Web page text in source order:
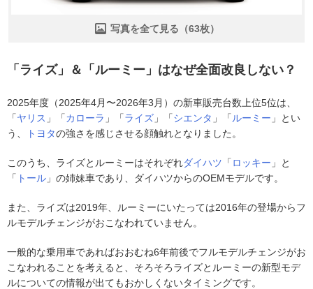
写真を全て見る（63枚）
「ライズ」＆「ルーミー」はなぜ全面改良しない？
2025年度（2025年4月〜2026年3月）の新車販売台数上位5位は、
「ヤリス 」「カローラ 」「ライズ 」「シエンタ 」「 ルーミー 」とい
う、
トヨタの強さを感じさせる顔触れとなりました。
このうち、ライズとルーミーはそれぞれダイハツ 「 ロッキー 」と
「 トール 」の姉妹車であり、ダイハツからのOEMモデルです。
また、ライズは2019年、ルーミーにいたっては2016年の登場からフ
ルモデルチェンジがおこなわれていません。
一般的な乗用車であればおおむね6年前後でフルモデルチェンジがお
こなわれることを考えると、そろそろライズとルーミーの新型モデ
ルについての情報が出てもおかしくないタイミングです。